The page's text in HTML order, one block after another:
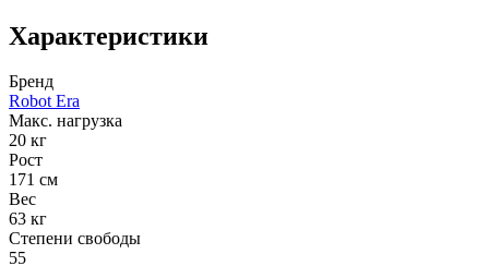
Характеристики
Бренд
Robot Era
Макс. нагрузка
20 кг
Рост
171 см
Вес
63 кг
Степени свободы
55